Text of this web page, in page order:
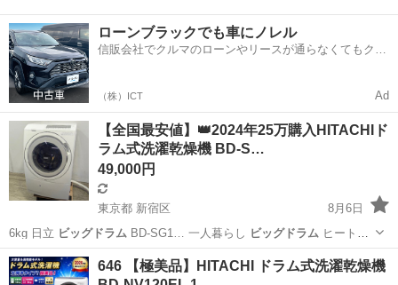
ローンブラックでも車にノレル
信販会社でクルマのローンやリースが通らなくてもクル
（株）ICT Ad
【全国最安値】👑2024年25万購入HITACHIド
ラム式洗濯乾燥機 BD-S…
49,000円
東京都 新宿区
8月6日
6kg 日立 ビッグドラム BD-SG1… 一人暮らし ビッグドラム ヒートポ
ンプ…
東京 新宿区 生活家電 HITACHI
646 【極美品】HITACHI ドラム式洗濯乾燥機